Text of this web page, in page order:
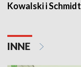
Kowalski i Schmidt
INNE